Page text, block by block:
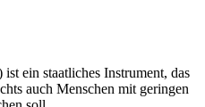
ein staatliches Instrument, das
auch Menschen mit geringen